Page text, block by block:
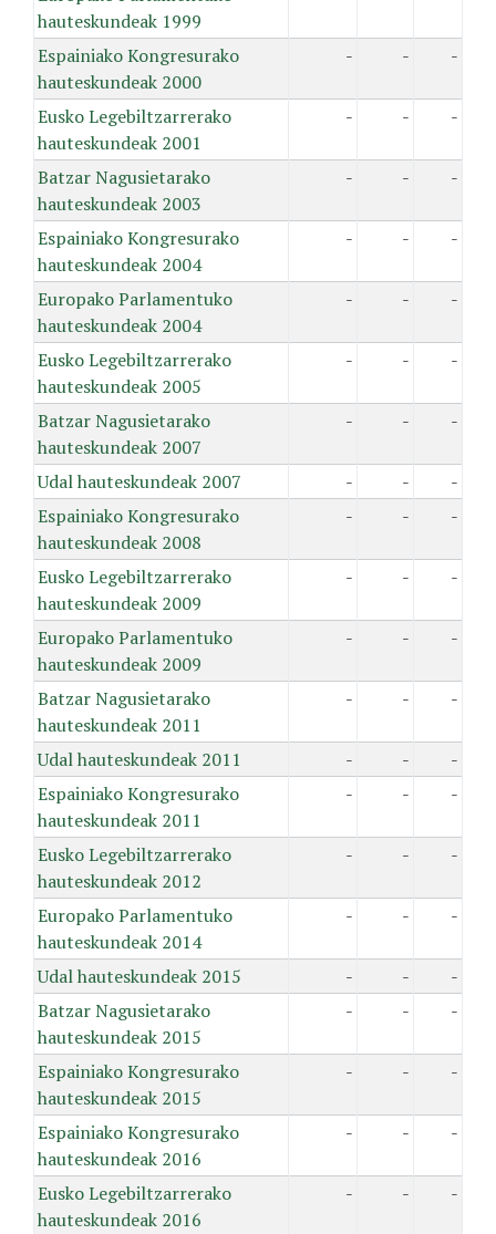
hauteskundeak 1999
Espainiako Kongresurako
hauteskundeak 2000
- - -
Eusko Legebiltzarrerako
hauteskundeak 2001
- - -
Batzar Nagusietarako
hauteskundeak 2003
- - -
Espainiako Kongresurako
hauteskundeak 2004
- - -
Europako Parlamentuko
hauteskundeak 2004
- - -
Eusko Legebiltzarrerako
hauteskundeak 2005
- - -
Batzar Nagusietarako
hauteskundeak 2007
- - -
Udal hauteskundeak 2007 - -
-
Espainiako Kongresurako
hauteskundeak 2008
- - -
Eusko Legebiltzarrerako
hauteskundeak 2009
- - -
Europako Parlamentuko
hauteskundeak 2009
- - -
Batzar Nagusietarako
hauteskundeak 2011
- - -
Udal hauteskundeak 2011 - -
-
Espainiako Kongresurako
hauteskundeak 2011
- - -
Eusko Legebiltzarrerako
hauteskundeak 2012
- - -
Europako Parlamentuko
hauteskundeak 2014
- - -
Udal hauteskundeak 2015 - -
-
Batzar Nagusietarako
hauteskundeak 2015
- - -
Espainiako Kongresurako
hauteskundeak 2015
- - -
Espainiako Kongresurako
hauteskundeak 2016
- - -
Eusko Legebiltzarrerako
hauteskundeak 2016
- - -